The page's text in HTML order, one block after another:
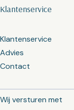
Klantenservice
Klantenservice
Advies
Contact
Wij versturen met